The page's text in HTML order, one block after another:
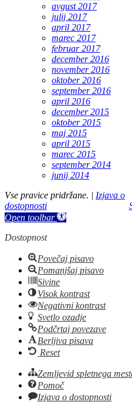
avgust 2017
julij 2017
april 2017
marec 2017
februar 2017
december 2016
november 2016
oktober 2016
september 2016
april 2016
december 2015
oktober 2015
maj 2015
april 2015
marec 2015
september 2014
junij 2014
Vse pravice pridržane. | Izjava o
dostopnosti
Open toolbar
Dostopnost
Povečaj pisavo
Pomanjšaj pisavo
Sivine
Visok kontrast
Negativni kontrast
Svetlo ozadje
Podčrtaj povezave
Berljiva pisava
Reset
Zemljevid spletnega
Pomoč
Izjava o dostopnosti